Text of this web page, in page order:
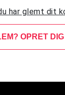
har glemt dit
OPRET